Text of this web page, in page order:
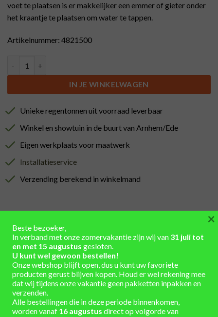
voet te plaatsen is er makkelijker een emmer of gieter onder
het kraantje te plaatsen om water te tappen.
Artikelnummer: 4821500
IN JE WINKELWAGEN
Unieke regentonnen uit voorraad leverbaar
Winkel en showtuin in de buurt van Arnhem/Ede
Eigen werkplaats voor maatwerk
Installatieservice
Verzending berekend in winkelmand
BESCHRIJVING
AANVULLENDE INFORMATIE
Geschikt voor
Hoogte in cm
27
Beste bezoeker,
In verband met onze zomervakantie zijn wij van 31 juli tot
en met 15 augustus gesloten.
U kunt wel gewoon bestellen!
Onze webshop blijft open, dus u kunt uw favoriete
producten gerust blijven kopen. Houd er wel rekening mee
dat wij tijdens onze vakantie geen pakketten inpakken en
verzenden.
Alle bestellingen die in deze periode binnenkomen,
worden vanaf 16 augustus direct op volgorde van
×